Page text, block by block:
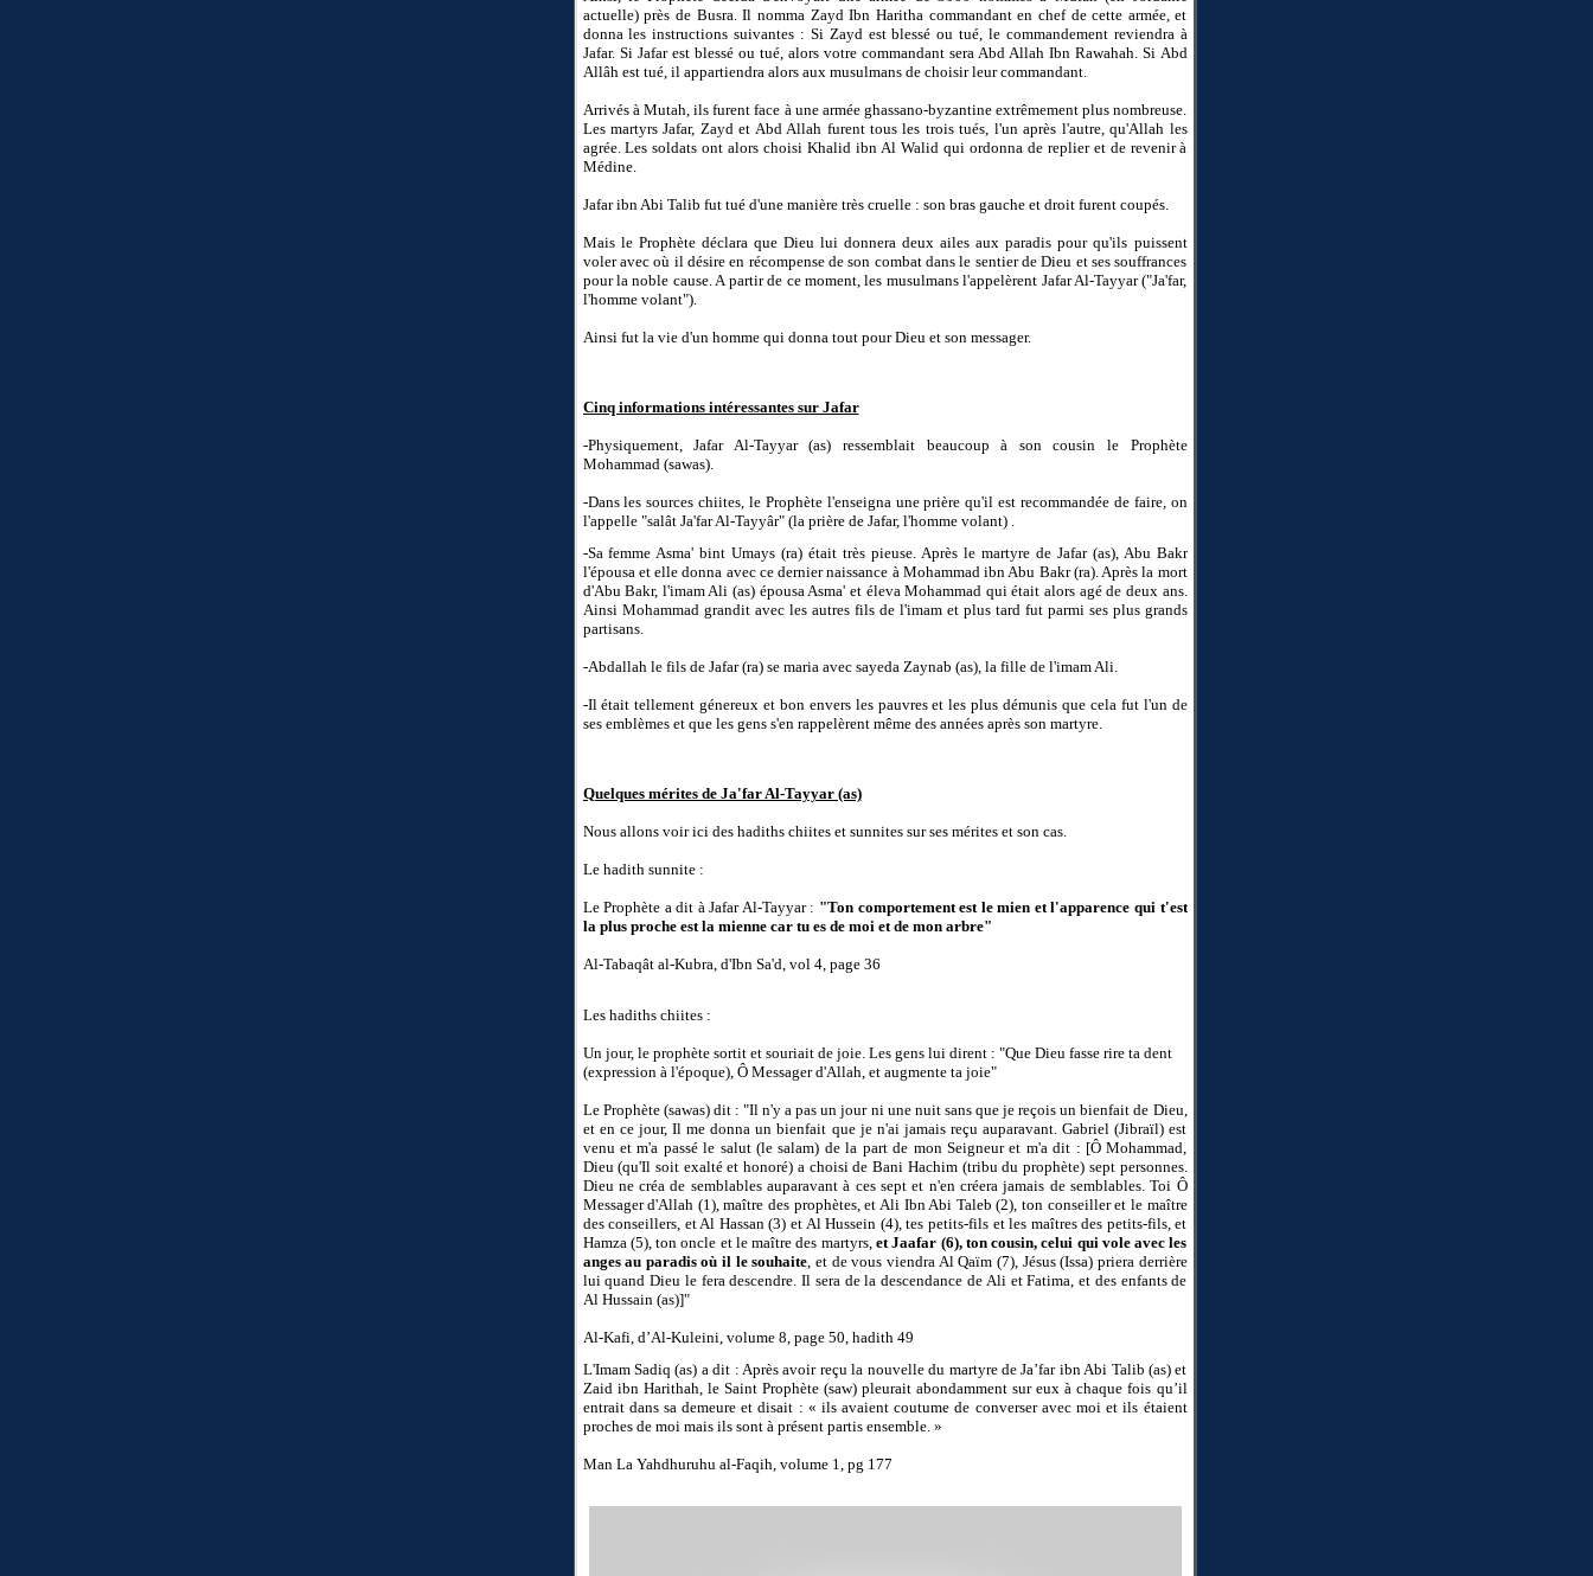
actuelle) près de Busra. Il nomma Zayd Ibn Haritha commandant en chef de cette armée, et
donna les instructions suivantes : Si Zayd est blessé ou tué, le commandement reviendra à
Jafar. Si Jafar est blessé ou tué, alors votre commandant sera Abd Allah Ibn Rawahah. Si Abd
Allâh est tué, il appartiendra alors aux musulmans de choisir leur commandant.
Arrivés à Mutah, ils furent face à une armée ghassano-byzantine extrêmement plus nombreuse.
Les martyrs Jafar, Zayd et Abd Allah furent tous les trois tués, l'un après l'autre, qu'Allah les
agrée. Les soldats ont alors choisi Khalid ibn Al Walid qui ordonna de replier et de revenir à
Médine.
Jafar ibn Abi Talib fut tué d'une manière très cruelle : son bras gauche et droit furent coupés.
Mais le Prophète déclara que Dieu lui donnera deux ailes aux paradis pour qu'ils puissent
voler avec où il désire en récompense de son combat dans le sentier de Dieu et ses souffrances
pour la noble cause. A partir de ce moment, les musulmans l'appelèrent Jafar Al-Tayyar ("Ja'far,
l'homme volant").
Ainsi fut la vie d'un homme qui donna tout pour Dieu et son messager.
Cinq informations intéressantes sur Jafar
-Physiquement, Jafar Al-Tayyar (as) ressemblait beaucoup à son cousin le Prophète
Mohammad (sawas).
-Dans les sources chiites, le Prophète l'enseigna une prière qu'il est recommandée de faire, on
l'appelle "salât Ja'far Al-Tayyâr" (la prière de Jafar, l'homme volant) .
-Sa femme Asma' bint Umays (ra) était très pieuse. Après le martyre de Jafar (as), Abu Bakr
l'épousa et elle donna avec ce dernier naissance à Mohammad ibn Abu Bakr (ra). Après la mort
d'Abu Bakr, l'imam Ali (as) épousa Asma' et éleva Mohammad qui était alors agé de deux ans.
Ainsi Mohammad grandit avec les autres fils de l'imam et plus tard fut parmi ses plus grands
partisans.
-Abdallah le fils de Jafar (ra) se maria avec sayeda Zaynab (as), la fille de l'imam Ali.
-Il était tellement génereux et bon envers les pauvres et les plus démunis que cela fut l'un de
ses emblèmes et que les gens s'en rappelèrent même des années après son martyre.
Quelques mérites de Ja'far Al-Tayyar (as)
Nous allons voir ici des hadiths chiites et sunnites sur ses mérites et son cas.
Le hadith sunnite :
Le Prophète a dit à Jafar Al-Tayyar : "Ton comportement est le mien et l'apparence qui t'est
la plus proche est la mienne car tu es de moi et de mon arbre"
Al-Tabaqât al-Kubra, d'Ibn Sa'd, vol 4, page 36
Les hadiths chiites :
Un jour, le prophète sortit et souriait de joie. Les gens lui dirent : "Que Dieu fasse rire ta dent
(expression à l'époque), Ô Messager d'Allah, et augmente ta joie"
Le Prophète (sawas) dit : "Il n'y a pas un jour ni une nuit sans que je reçois un bienfait de Dieu,
et en ce jour, Il me donna un bienfait que je n'ai jamais reçu auparavant. Gabriel (Jibraïl) est
venu et m'a passé le salut (le salam) de la part de mon Seigneur et m'a dit : [Ô Mohammad,
Dieu (qu'Il soit exalté et honoré) a choisi de Bani Hachim (tribu du prophète) sept personnes.
Dieu ne créa de semblables auparavant à ces sept et n'en créera jamais de semblables. Toi Ô
Messager d'Allah (1), maître des prophètes, et Ali Ibn Abi Taleb (2), ton conseiller et le maître
des conseillers, et Al Hassan (3) et Al Hussein (4), tes petits-fils et les maîtres des petits-fils, et
Hamza (5), ton oncle et le maître des martyrs, et Jaafar (6), ton cousin, celui qui vole avec les
anges au paradis où il le souhaite, et de vous viendra Al Qaïm (7), Jésus (Issa) priera derrière
lui quand Dieu le fera descendre. Il sera de la descendance de Ali et Fatima, et des enfants de
Al Hussain (as)]"
Al-Kafi, d’Al-Kuleini, volume 8, page 50, hadith 49
L'Imam Sadiq (as) a dit : Après avoir reçu la nouvelle du martyre de Ja’far ibn Abi Talib (as) et
Zaid ibn Harithah, le Saint Prophète (saw) pleurait abondamment sur eux à chaque fois qu’il
entrait dans sa demeure et disait : « ils avaient coutume de converser avec moi et ils étaient
proches de moi mais ils sont à présent partis ensemble. »
Man La Yahdhuruhu al-Faqih, volume 1, pg 177